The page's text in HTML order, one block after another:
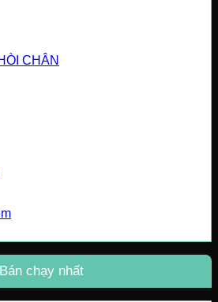
CHÂN
Bán chạy nhất